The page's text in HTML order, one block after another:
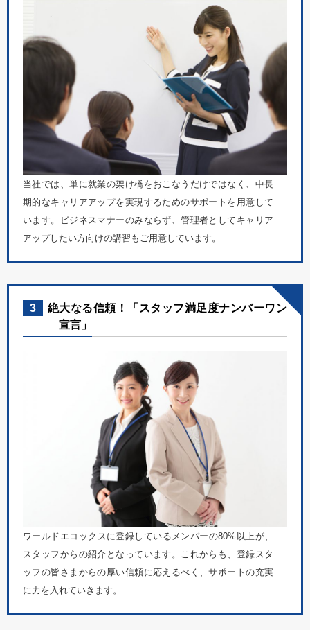
当社では、単に就業の架け橋をおこなうだけではなく、中長
期的なキャリアアップを実現するためのサポートを用意して
います。ビジネスマナーのみならず、管理者としてキャリア
アップしたい方向けの講習もご用意しています。
3
絶大なる信頼！「スタッフ満足度ナンバーワン
宣言」
ワールドエコックスに登録しているメンバーの80%以上が、
スタッフからの紹介となっています。これからも、登録スタ
ッフの皆さまからの厚い信頼に応えるべく、サポートの充実
に力を入れていきます。